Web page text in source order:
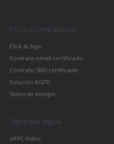
Firma y Contratación
Click & Sign
Contrato email certificado
Contrato SMS certificado
Solución RGPD
Sellos de tiempo
Identidad digital
eKYC Video